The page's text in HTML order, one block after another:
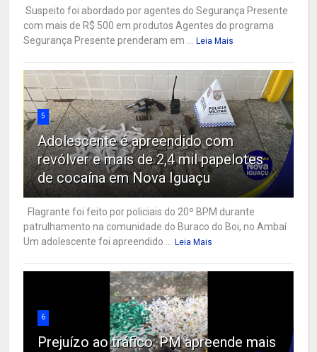
Suspeito foi abordado por agentes do Segurança Presente
com mais de R$ 500 em produtos Agentes do programa
Segurança Presente prenderam em ...
Leia Mais
5
Adolescente é apreendido com
revólver e mais de 2,4 mil papelotes
de cocaína em Nova Iguaçu
Flagrante foi feito por policiais do 20º BPM durante
patrulhamento na comunidade do Buraco do Boi, no Ambaí
Um adolescente foi apreendido ...
Leia Mais
6
Prejuízo ao tráfico: PM apreende mais